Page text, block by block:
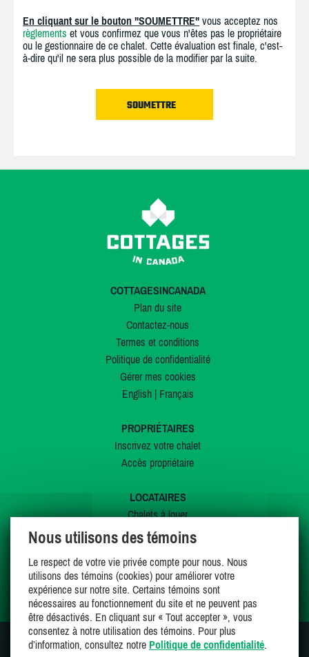
En cliquant sur le bouton "SOUMETTRE" vous acceptez nos
règlements et vous confirmez que vous n'êtes pas le propriétaire
ou le gestionnaire de ce chalet. Cette évaluation est finale, c'est-
à-dire qu'il ne sera plus possible de la modifier par la suite.
COTTAGESINCANADA
Plan du site
Contactez-nous
Termes et conditions
Politique de confidentialité
Gérer mes cookies
English| Français
PROPRIÉTAIRES
Inscrivez votre chalet
Accès propriétaire
LOCATAIRES
Chalets à louer
Chalets à vendre
Offres spéciales
Mes favoris
SUIVEZ-NOUS SUR
Nous utilisons des témoins
Le respect de votre vie privée compte pour nous. Nous
utilisons des témoins (cookies) pour améliorer votre
expérience sur notre site. Certains témoins sont
nécessaires au fonctionnement du site et ne peuvent pas
être désactivés. En cliquant sur « Tout accepter », vous
consentez à notre utilisation des témoins. Pour plus
d’information, consultez notre Politique de confidentialité.